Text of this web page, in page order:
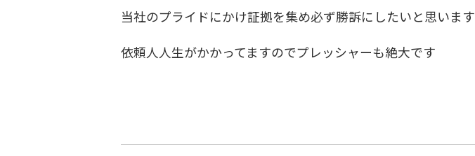
当社のプライドにかけ証拠を集め必ず勝訴にしたいと思います
依頼人人生がかかってますのでプレッシャーも絶大です